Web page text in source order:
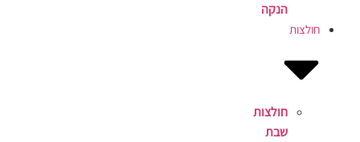
הנקה
חולצות
חולצות
שבת